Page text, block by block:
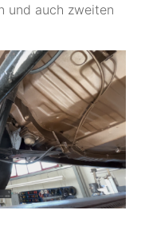
und auch zweiten